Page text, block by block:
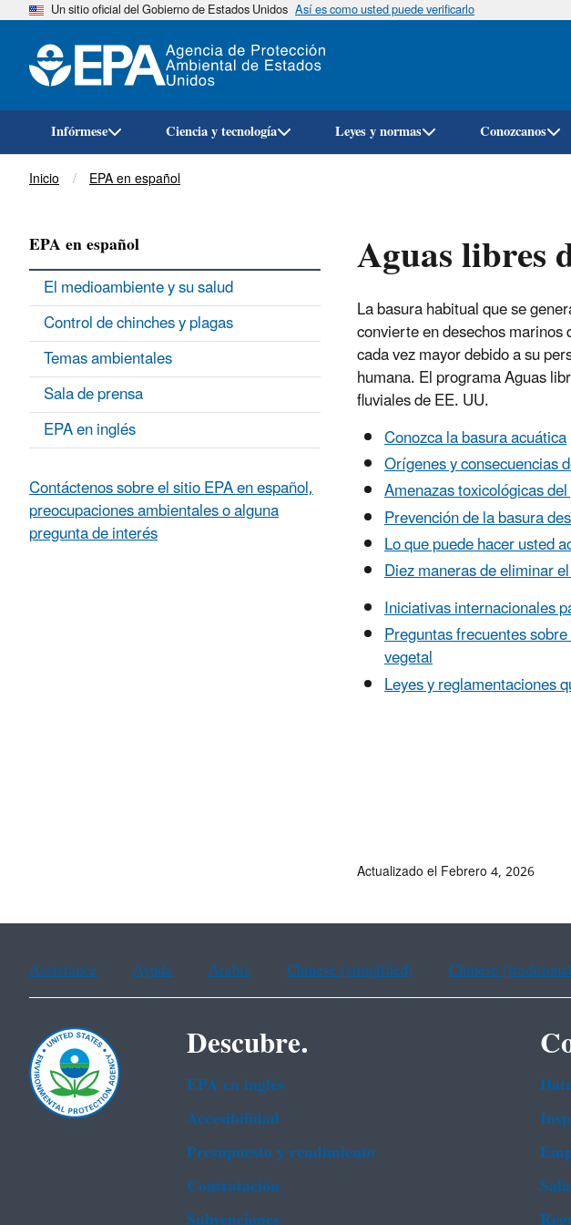
Un sitio oficial del Gobierno de Estados Unidos Así es como usted puede verificarlo
Infórmese Ciencia y tecnología Leyes y normas Conozcanos
Breadcrumb
Inicio EPA en español
Aguas libres
La basura habitual que se
convierte en desechos
cada vez mayor debido a su
humana. El programa Aguas
fluviales de EE. UU.
Conozca la basura acuática
Orígenes y consecuencias
Amenazas toxicológicas
Prevención de la basura
Lo que puede hacer usted
Diez maneras de eliminar
Iniciativas internacionales
Preguntas frecuentes
vegetal
Leyes y reglamentaciones
EPA en español
El medioambiente y su salud
Control de chinches y plagas
Temas ambientales
Sala de prensa
EPA en inglés
Contáctenos sobre el sitio EPA en español,
preocupaciones ambientales o alguna
pregunta de interés
Actualizado el Febrero 4, 2026
Assistance Ayuda Arabic Chinese (simplified) Chinese
Descubre.
EPA en ingl‌és
Accesibilidad
Presupuesto y rendimiento
Contratación